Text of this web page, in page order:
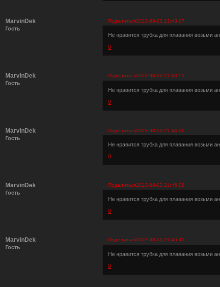
Поделиться2023-08-03 21:43:07
MarvinDek
Гость
Не нравится трубка для плавания возьми
0
Поделиться2023-08-03 21:43:51
MarvinDek
Гость
Не нравится трубка для плавания возьми
0
Поделиться2023-08-03 21:44:26
MarvinDek
Гость
Не нравится трубка для плавания возьми
0
Поделиться2023-08-03 21:45:08
MarvinDek
Гость
Не нравится трубка для плавания возьми
0
Поделиться2023-08-03 21:45:45
MarvinDek
Гость
Не нравится трубка для плавания возьми
0